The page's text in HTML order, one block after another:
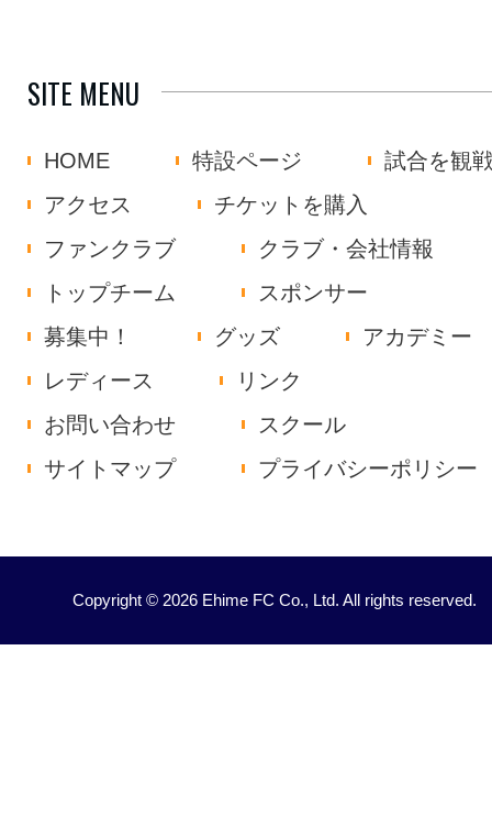
SITE MENU
HOME 特設ページ
試合を観
アクセス
チケットを購入
ファンクラブ
クラブ・会社情報
トップチーム
スポンサー
募集中！
グッズ
アカデミー
レディース
リンク
お問い合わせ
スクール
サイトマップ
プライバシーポリシー
Copyright © 2026 Ehime FC Co., Ltd. All rights reserved.